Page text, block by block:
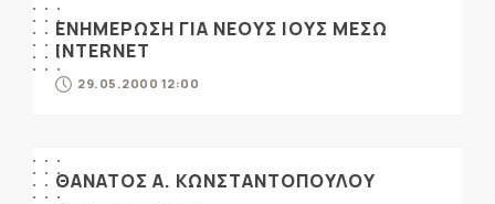
ΕΝΗΜΕΡΩΣΗ ΓΙΑ ΝΕΟΥΣ ΙΟΥΣ ΜΕΣΩ
INTERNET
29.05.2000 12:00
ΘΑΝΑΤΟΣ Α. ΚΩΝΣΤΑΝΤΟΠΟΥΛΟΥ